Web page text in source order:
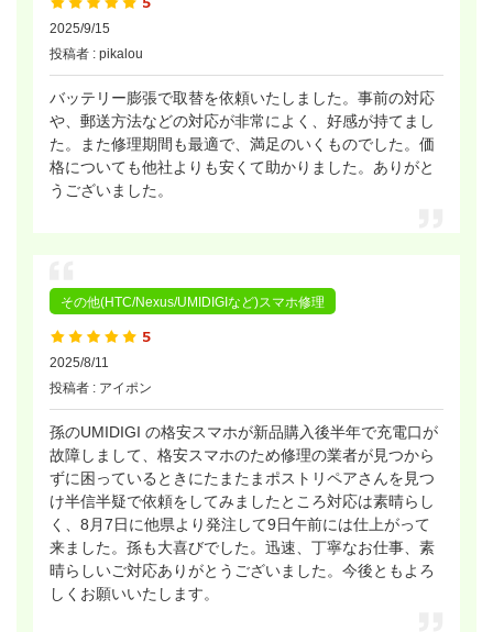
2025/9/15
投稿者 : pikalou
バッテリー膨張で取替を依頼いたしました。事前の対応
や、郵送方法などの対応が非常によく、好感が持てまし
た。また修理期間も最適で、満足のいくものでした。価
格についても他社よりも安くて助かりました。ありがと
うございました。
その他(HTC/Nexus/UMIDIGIなど)スマホ修理
2025/8/11
投稿者 : アイポン
孫のUMIDIGI の格安スマホが新品購入後半年で充電口が
故障しまして、格安スマホのため修理の業者が見つから
ずに困っているときにたまたまポストリペアさんを見つ
け半信半疑で依頼をしてみましたところ対応は素晴らし
く、8月7日に他県より発注して9日午前には仕上がって
来ました。孫も大喜びでした。迅速、丁寧なお仕事、素
晴らしいご対応ありがとうございました。今後ともよろ
しくお願いいたします。